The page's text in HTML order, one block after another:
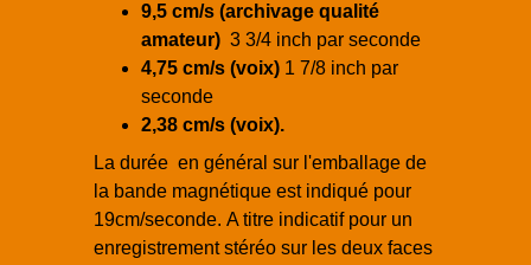
9,5 cm/s (archivage qualité
amateur) 3 3/4 inch par seconde
4,75 cm/s (voix) 1 7/8 inch par
seconde
2,38 cm/s (voix).
La durée en général sur l'emballage de
la bande magnétique est indiqué pour
19cm/seconde. A titre indicatif pour un
enregistrement stéréo sur les deux faces